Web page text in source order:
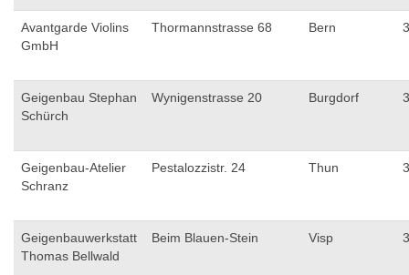
Avantgarde Violins
GmbH
Thormannstrasse 68 Bern
Geigenbau Stephan
Schürch
Wynigenstrasse 20 Burgdorf
Geigenbau-Atelier
Schranz
Pestalozzistr. 24 Thun
Geigenbauwerkstatt
Thomas Bellwald
Beim Blauen-Stein Visp